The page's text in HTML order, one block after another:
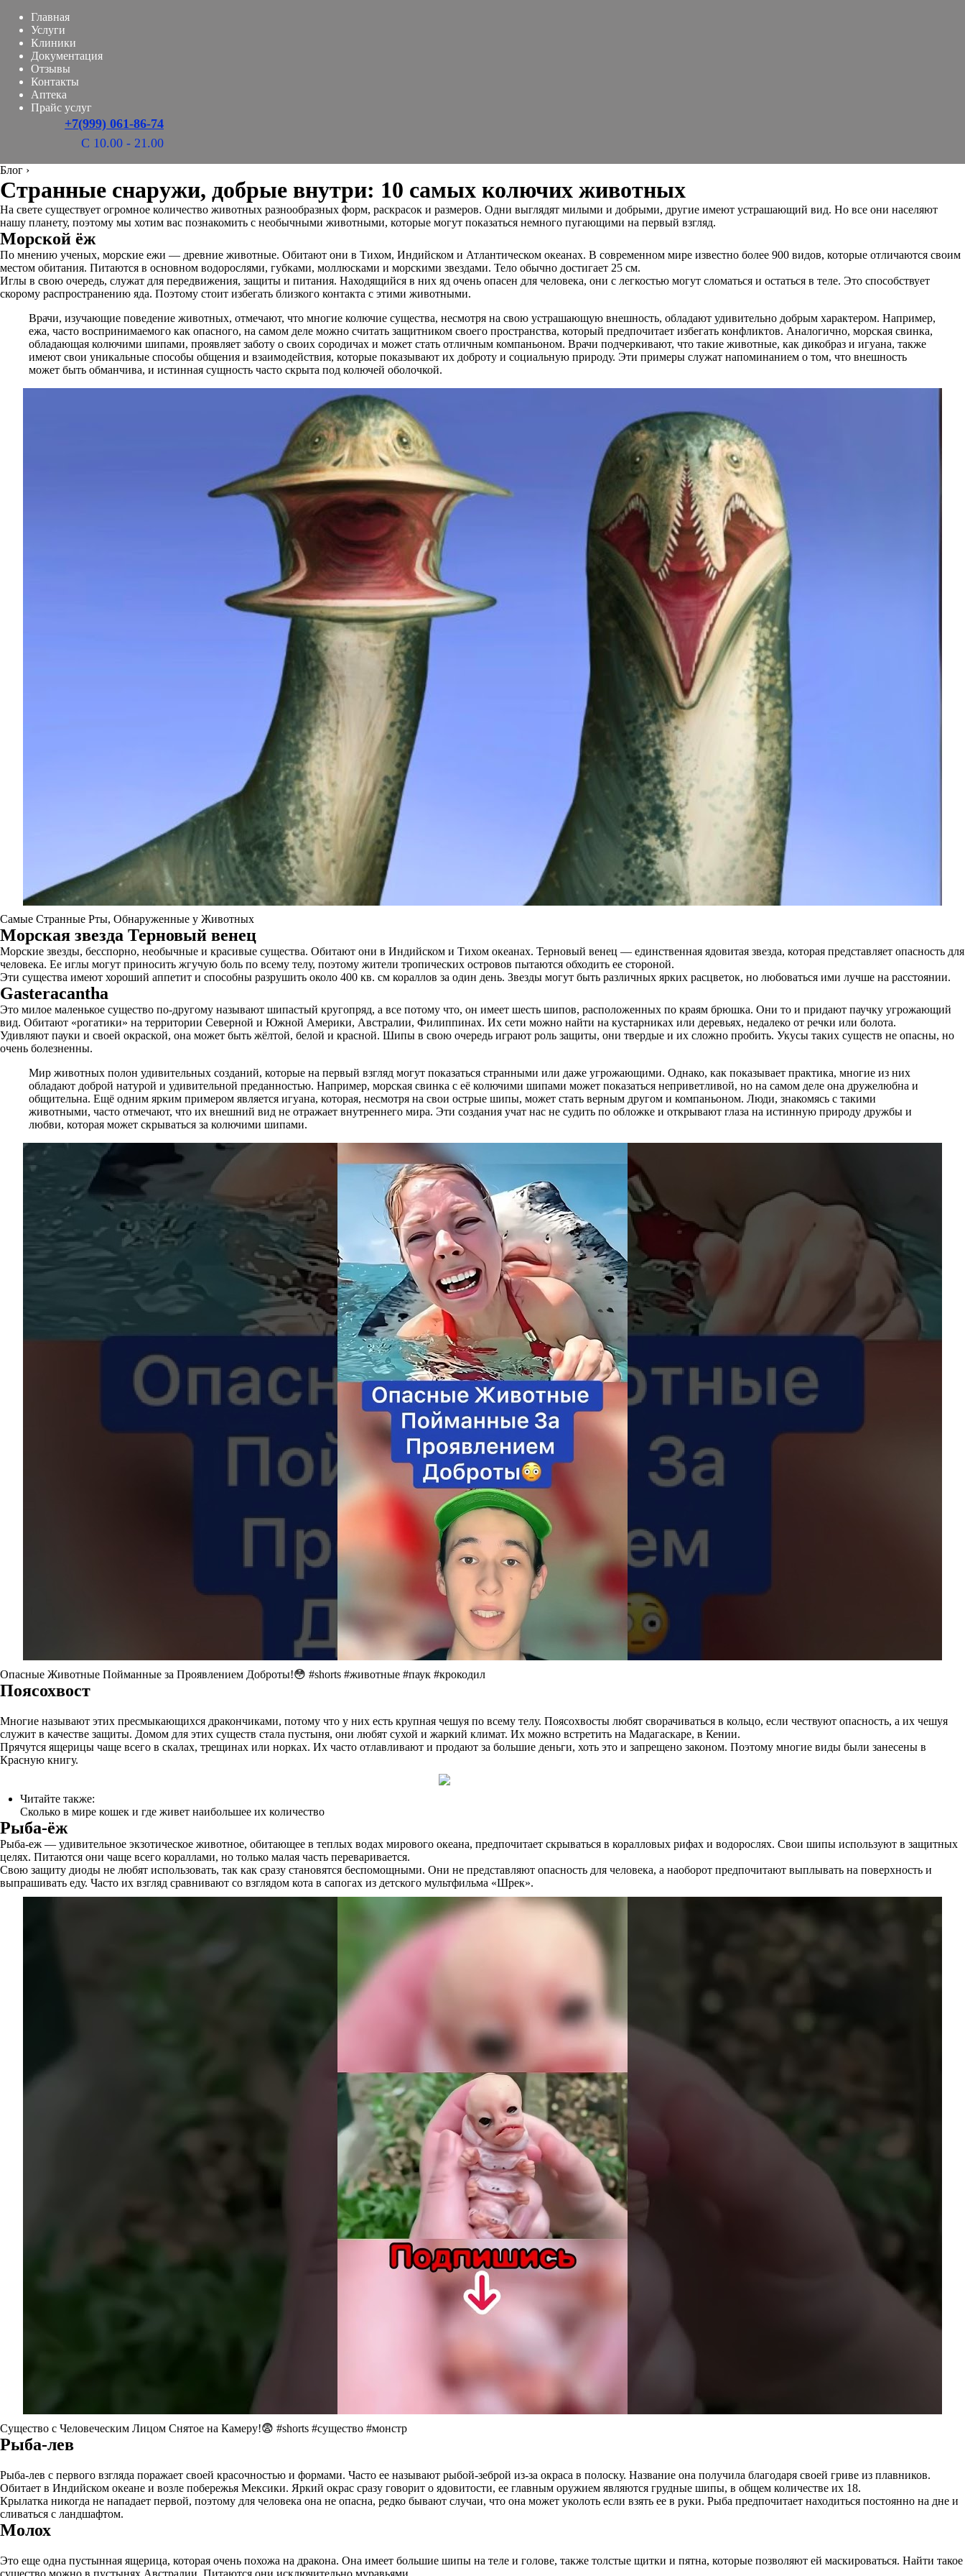
Главная
Услуги
Клиники
Документация
Отзывы
Контакты
Аптека
Прайс услуг
+7(999) 061-86-74
С 10.00 - 21.00
Блог ›
Странные снаружи, добрые внутри: 10 самых колючих животных
На свете существует огромное количество животных разнообразных форм, раскрасок и размеров. Одни выглядят милыми и добрыми, другие имеют устрашающий вид. Но все они населяют
нашу планету, поэтому мы хотим вас познакомить с необычными животными, которые могут показаться немного пугающими на первый взгляд.
Морской ёж
По мнению ученых, морские ежи — древние животные. Обитают они в Тихом, Индийском и Атлантическом океанах. В современном мире известно более 900 видов, которые отличаются своим
местом обитания. Питаются в основном водорослями, губками, моллюсками и морскими звездами. Тело обычно достигает 25 см.
Иглы в свою очередь, служат для передвижения, защиты и питания. Находящийся в них яд очень опасен для человека, они с легкостью могут сломаться и остаться в теле. Это способствует
скорому распространению яда. Поэтому стоит избегать близкого контакта с этими животными.
Врачи, изучающие поведение животных, отмечают, что многие колючие существа, несмотря на свою устрашающую внешность, обладают удивительно добрым характером. Например,
ежа, часто воспринимаемого как опасного, на самом деле можно считать защитником своего пространства, который предпочитает избегать конфликтов. Аналогично, морская свинка,
обладающая колючими шипами, проявляет заботу о своих сородичах и может стать отличным компаньоном. Врачи подчеркивают, что такие животные, как дикобраз и игуана, также
имеют свои уникальные способы общения и взаимодействия, которые показывают их доброту и социальную природу. Эти примеры служат напоминанием о том, что внешность
может быть обманчива, и истинная сущность часто скрыта под колючей оболочкой.
Самые Странные Рты, Обнаруженные у Животных
Морская звезда Терновый венец
Морские звезды, бесспорно, необычные и красивые существа. Обитают они в Индийском и Тихом океанах. Терновый венец — единственная ядовитая звезда, которая представляет опасность для
человека. Ее иглы могут приносить жгучую боль по всему телу, поэтому жители тропических островов пытаются обходить ее стороной.
Эти существа имеют хороший аппетит и способны разрушить около 400 кв. см кораллов за один день. Звезды могут быть различных ярких расцветок, но любоваться ими лучше на расстоянии.
Gasteracantha
Это милое маленькое существо по-другому называют шипастый кругопряд, а все потому что, он имеет шесть шипов, расположенных по краям брюшка. Они то и придают паучку угрожающий
вид. Обитают «рогатики» на территории Северной и Южной Америки, Австралии, Филиппинах. Их сети можно найти на кустарниках или деревьях, недалеко от речки или болота.
Удивляют пауки и своей окраской, она может быть жёлтой, белой и красной. Шипы в свою очередь играют роль защиты, они твердые и их сложно пробить. Укусы таких существ не опасны, но
очень болезненны.
Мир животных полон удивительных созданий, которые на первый взгляд могут показаться странными или даже угрожающими. Однако, как показывает практика, многие из них
обладают доброй натурой и удивительной преданностью. Например, морская свинка с её колючими шипами может показаться неприветливой, но на самом деле она дружелюбна и
общительна. Ещё одним ярким примером является игуана, которая, несмотря на свои острые шипы, может стать верным другом и компаньоном. Люди, знакомясь с такими
животными, часто отмечают, что их внешний вид не отражает внутреннего мира. Эти создания учат нас не судить по обложке и открывают глаза на истинную природу дружбы и
любви, которая может скрываться за колючими шипами.
Опасные Животные Пойманные за Проявлением Доброты!😳 #shorts #животные #паук #крокодил
Поясохвост
Многие называют этих пресмыкающихся дракончиками, потому что у них есть крупная чешуя по всему телу. Поясохвосты любят сворачиваться в кольцо, если чествуют опасность, а их чешуя
служит в качестве защиты. Домом для этих существ стала пустыня, они любят сухой и жаркий климат. Их можно встретить на Мадагаскаре, в Кении.
Прячутся ящерицы чаще всего в скалах, трещинах или норках. Их часто отлавливают и продают за большие деньги, хоть это и запрещено законом. Поэтому многие виды были занесены в
Красную книгу.
Читайте также:
Сколько в мире кошек и где живет наибольшее их количество
Рыба-ёж
Рыба-еж — удивительное экзотическое животное, обитающее в теплых водах мирового океана, предпочитает скрываться в коралловых рифах и водорослях. Свои шипы используют в защитных
целях. Питаются они чаще всего кораллами, но только малая часть переваривается.
Свою защиту диоды не любят использовать, так как сразу становятся беспомощными. Они не представляют опасность для человека, а наоборот предпочитают выплывать на поверхность и
выпрашивать еду. Часто их взгляд сравнивают со взглядом кота в сапогах из детского мультфильма «Шрек».
Существо с Человеческим Лицом Снятое на Камеру!😨 #shorts #существо #монстр
Рыба-лев
Рыба-лев с первого взгляда поражает своей красочностью и формами. Часто ее называют рыбой-зеброй из-за окраса в полоску. Название она получила благодаря своей гриве из плавников.
Обитает в Индийском океане и возле побережья Мексики. Яркий окрас сразу говорит о ядовитости, ее главным оружием являются грудные шипы, в общем количестве их 18.
Крылатка никогда не нападает первой, поэтому для человека она не опасна, редко бывают случаи, что она может уколоть если взять ее в руки. Рыба предпочитает находиться постоянно на дне и
сливаться с ландшафтом.
Молох
Это еще одна пустынная ящерица, которая очень похожа на дракона. Она имеет большие шипы на теле и голове, также толстые щитки и пятна, которые позволяют ей маскироваться. Найти такое
существо можно в пустынях Австралии. Питаются они исключительно муравьями.